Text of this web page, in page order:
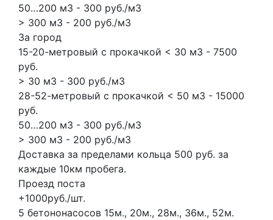
50…200 м3 - 300 руб./м3
> 300 м3 - 200 руб./м3
За город
15-20-метровый с прокачкой < 30 м3 - 7500
руб.
> 30 м3 - 300 руб./м3
28-52-метровый с прокачкой < 50 м3 - 15000
руб.
50…200 м3 - 300 руб./м3
> 300 м3 - 200 руб./м3
Доставка за пределами кольца 500 руб. за
каждые 10км пробега.
Проезд поста
+1000руб./шт.
5 бетононасосов 15м., 20м., 28м., 36м., 52м.